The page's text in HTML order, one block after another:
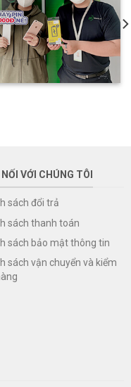
NỐI VỚI CHÚNG TÔI
sách đổi trả
sách thanh toán
sách bảo mật thông tin
sách vận chuyển và kiểm